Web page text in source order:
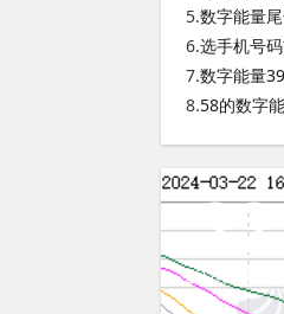
5.数字能量
6.选手机号
7.数字能量
8.58的数字
22
2024年03月